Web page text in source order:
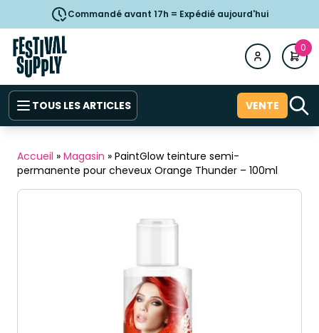
Commandé avant 17h = Expédié aujourd'hui
0
TOUS LES ARTICLES VENTE
Accueil » Magasin » PaintGlow teinture semi-
permanente pour cheveux Orange Thunder – 100ml